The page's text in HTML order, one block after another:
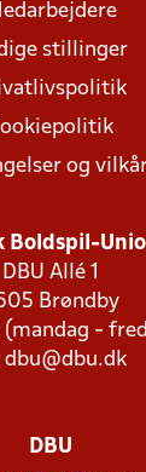
stillinger
og
Boldspil-
DBU Allé 1
Brøndby
(mandag -
dbu@dbu.dk
DBU